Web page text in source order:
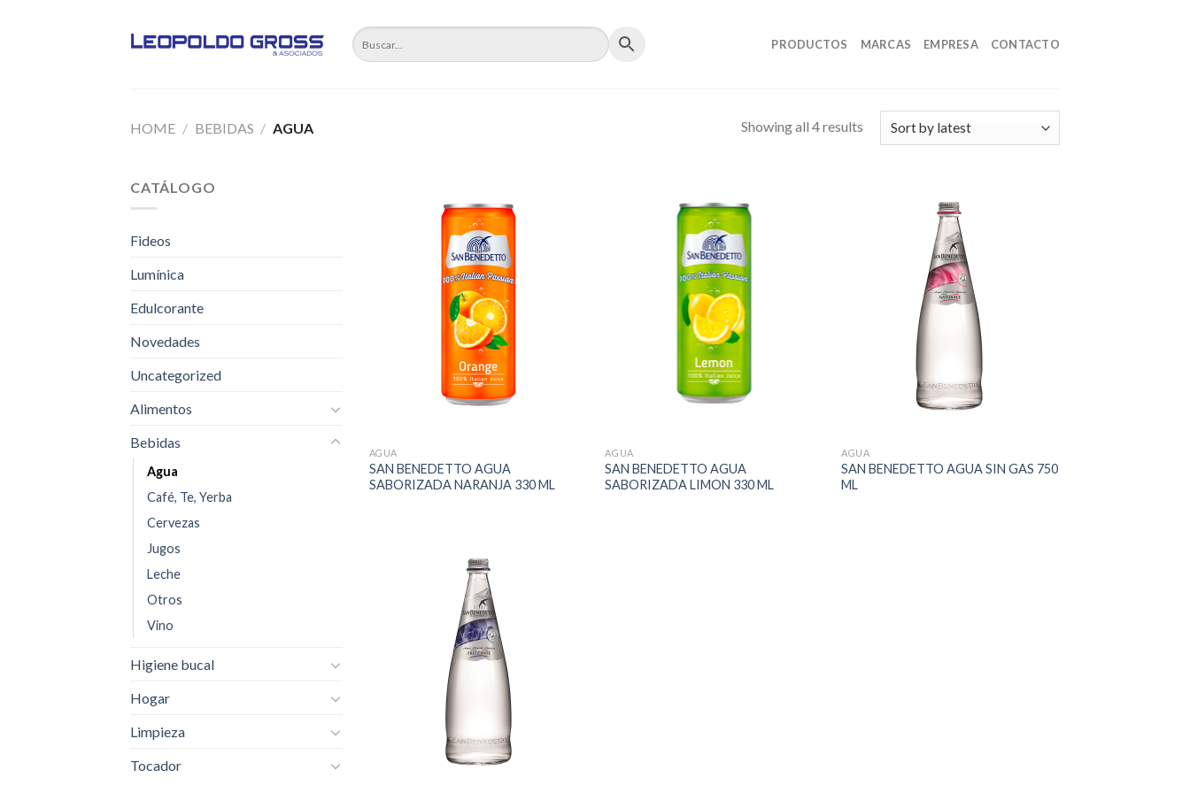
PRODUCTOS MARCAS EMPRESA CONTACTO
HOME / BEBIDAS / AGUA Showing all 4 results
CATÁLOGO
Fideos
Lumínica
Edulcorante
Novedades
Uncategorized
Alimentos
Bebidas
Agua
Café, Te, Yerba
Cervezas
Jugos
Leche
Otros
Vino
Higiene bucal
Hogar
Limpieza
Tocador
AGUA
SAN BENEDETTO AGUA
SABORIZADA NARANJA 330 ML
AGUA
SAN BENEDETTO AGUA
SABORIZADA LIMON 330 ML
AGUA
SAN BENEDETTO AGUA SIN GAS 750
ML